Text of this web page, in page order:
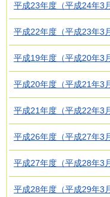
平成23年度（平成24年3
平成22年度（平成23年3
平成19年度（平成20年3
平成20年度（平成21年3
平成21年度（平成22年3
平成26年度（平成27年3
平成27年度（平成28年3
平成28年度（平成29年3